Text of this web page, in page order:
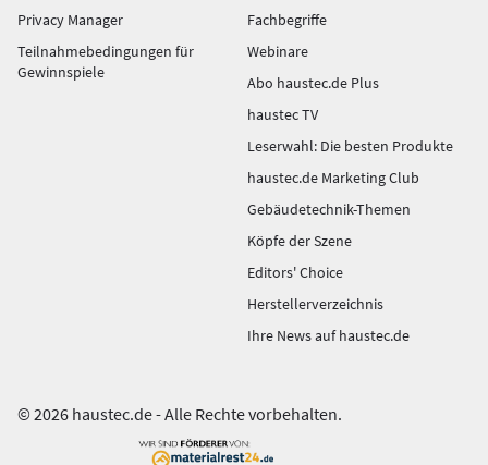
Privacy Manager
Teilnahmebedingungen für
Gewinnspiele
Fachbegriffe
Webinare
Abo haustec.de Plus
haustec TV
Leserwahl: Die besten Produkte
haustec.de Marketing Club
Gebäudetechnik-Themen
Köpfe der Szene
Editors' Choice
Herstellerverzeichnis
Ihre News auf haustec.de
© 2026 haustec.de - Alle Rechte vorbehalten.